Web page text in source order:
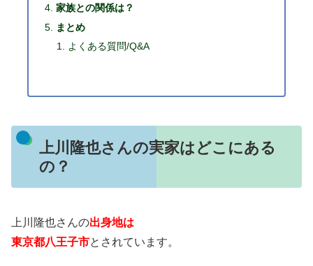
家族との関係は？
まとめ
よくある質問/Q&A
上川隆也さんの実家はどこにある
の？
上川隆也さんの出身地は
東京都八王子市とされています。